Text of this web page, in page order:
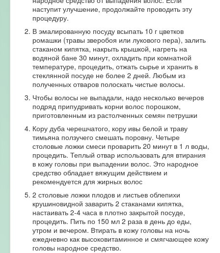
наступит улучшение, продолжайте проводить эту
процедуру.
В эмалированную посуду всыпать 10 г цветков
ромашки (травы зверобоя или лукового пера), залить
стаканом кипятка, накрыть крышкой, нагреть на
водяной бане 30 минут, охладить при комнатной
температуре, процедить, отжать сырье и хранить в
стеклянной посуде не более 2 дней. Любым из
полученных отваров полоскать чистые волосы.
Чтобы волосы не выпадали, надо несколько вечеров
подряд припудривать корни волос порошком,
приготовленным из растолченных семян петрушки
Кору дуба черешчатого, кору ивы белой и траву
тимьяна ползучего смешать поровну. Четыре
столовые ложки смеси проварить 20 минут в 1 л воды,
процедить. Теплый отвар использовать для втирания
в кожу головы при выпадении волос. Это народное
средство обладает вяжущим действием и
рекомендуется для жирных волос
2 столовые ложки плодов и листьев облепихи
крушиновидной заварить 2 стаканами кипятка,
настаивать 2-4 часа в плотно закрытой посуде,
процедить. Пить по 150 мл 2 раза в день до еды,
утром и вечером. Втирать в кожу головы на ночь
ежедневно как высоковитаминное и смягчающее кожу
головы народное средство.